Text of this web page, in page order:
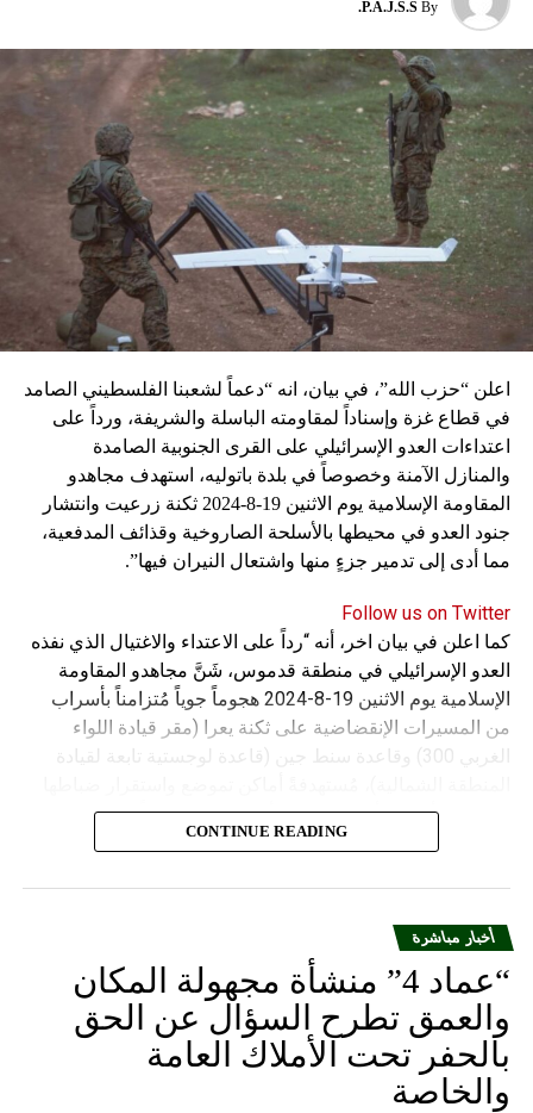
نسبه الحزب الى إسرائيل”.
By
P.A.J.S.S.
اعلن “حزب الله”، في بيان، انه “دعماً لشعبنا الفلسطيني الصامد
في قطاع غزة وإسناداً لمقاومته الباسلة ‌‏‌‏‌والشريفة، ورداً على
اعتداءات العدو الإسرائيلي على القرى الجنوبية الصامدة
والمنازل الآمنة وخصوصاً في بلدة باتوليه، استهدف مجاهدو
المقاومة الإسلامية يوم الاثنين 19-8-2024 ثكنة زرعيت وانتشار
جنود العدو في محيطها بالأسلحة الصاروخية وقذائف المدفعية،
مما أدى إلى تدمير جزءٍ منها واشتعال النيران فيها”.
Follow us on Twitter
كما اعلن في بيان اخر، أنه “رداً على الاعتداء والاغتيال الذي نفذه
العدو الإسرائيلي في منطقة قدموس، شَنَّ مجاهدو المقاومة
الإسلامية يوم الاثنين 19-8-2024 هجوماً جوياً مُتزامناً بأسراب
من المسيرات الإنقضاضية على ثكنة يعرا (مقر قيادة اللواء
الغربي 300) وقاعدة سنط جين (قاعدة لوجستية تابعة لقيادة
وجنودها وأصابت أهدافها بدقة وأوقعت فيهم عدداً من القتلى
CONTINUE READING
أخبار مباشرة
“عماد 4” منشأة مجهولة المكان
والعمق تطرح السؤال عن الحق
بالحفر تحت الأملاك العامة
والخاصة